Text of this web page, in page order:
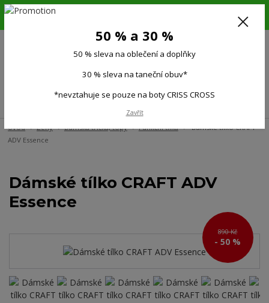
6.-16.8.26. DOVOLENÁ !!! 50 % SLEVA na všechno oblečení a doplňky !!!
(Po-Pá 9:00-15.00)
Úvod Ženy Dámská trička, topy Funkční tílka
Dámské tílko CRAFT
ADV Essence
Dámské tílko CRAFT ADV
Essence
890 Kč
- 50 %
50 % a 30 %
50 % sleva na oblečení a doplňky
30 % sleva na taneční obuv*
*nevztahuje se pouze na boty CRISS CROSS
Zavřít